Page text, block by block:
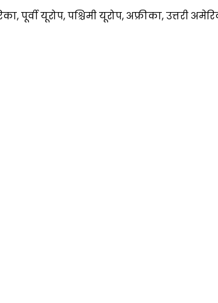
पूर्वी यूरोप, पश्चिमी यूरोप, अफ्रीका, उत्तरी